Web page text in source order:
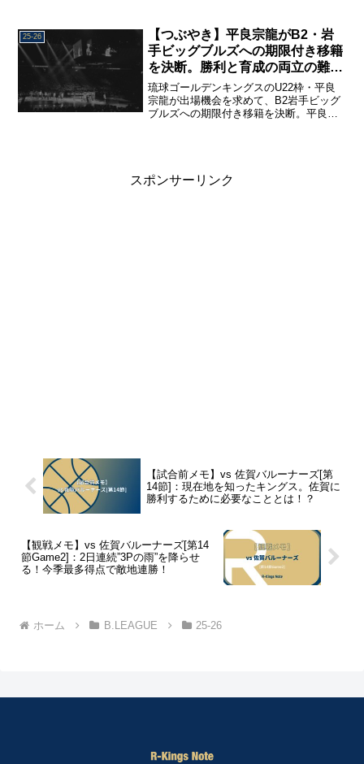
Game1を観戦して、感じたことや、印象
に残ったこと、あんなことや、こんなこ
とを、振り返り用の観戦メモとしてまと
めました。
25-26
【つぶやき】平良宗龍がB2・岩
手ビッグブルズへの期限付き移籍
を決断。勝利と育成の両立の難し
さ。
琉球ゴールデンキングスのU22枠・平良
宗龍が出場機会を求めて、B2岩手ビッグ
ブルズへの期限付き移籍を決断。平良宗
て、成長した姿を、再びキングスで見ら
れることを期待したい。
スポンサーリンク
【試合前メモ】vs 佐賀バルーナーズ[第
14節]：現在地を知ったキングス。佐賀に
勝利するために必要なこととは！？
【観戦メモ】vs 佐賀バルーナーズ[第14
節Game2]：2日連続”3Pの雨”を降らせ
る！今季最多得点で敵地連勝！
ホーム B.LEAGUE 25-26